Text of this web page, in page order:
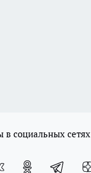
в социальных сетях